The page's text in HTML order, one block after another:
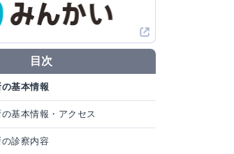
目次
基本情報
基本情報・アクセス
診察内容